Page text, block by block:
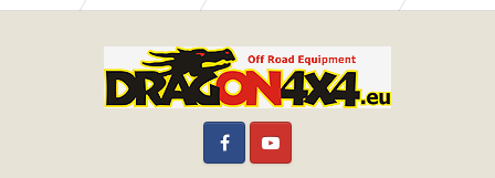
FacebookYouTube